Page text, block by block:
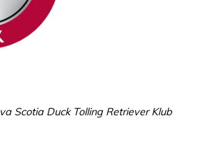
Scotia Duck Tolling Retriever Klub